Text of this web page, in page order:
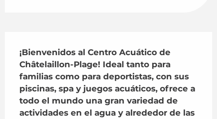
¡Bienvenidos al Centro Acuático de
Châtelaillon-Plage! Ideal tanto para
familias como para deportistas, con sus
piscinas, spa y juegos acuáticos, ofrece a
todo el mundo una gran variedad de
actividades en el agua y alrededor de las